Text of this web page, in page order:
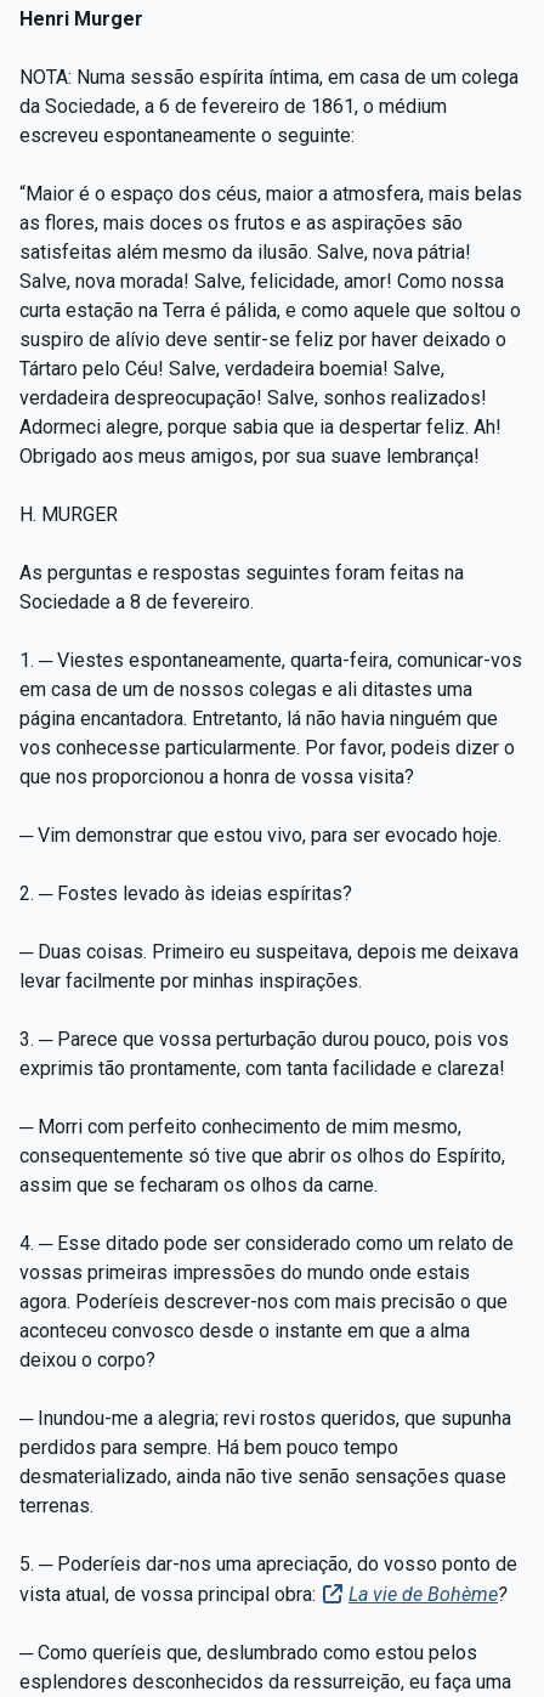
Henri Murger
NOTA: Numa sessão espírita íntima, em casa de um colega
da Sociedade, a 6 de fevereiro de 1861, o médium
escreveu espontaneamente o seguinte:
“Maior é o espaço dos céus, maior a atmosfera, mais belas
as flores, mais doces os frutos e as aspirações são
satisfeitas além mesmo da ilusão. Salve, nova pátria!
Salve, nova morada! Salve, felicidade, amor! Como nossa
curta estação na Terra é pálida, e como aquele que soltou o
suspiro de alívio deve sentir-se feliz por haver deixado o
Tártaro pelo Céu! Salve, verdadeira boemia! Salve,
verdadeira despreocupação! Salve, sonhos realizados!
Adormeci alegre, porque sabia que ia despertar feliz. Ah!
Obrigado aos meus amigos, por sua suave lembrança!
H. MURGER
As perguntas e respostas seguintes foram feitas na
Sociedade a 8 de fevereiro.
1. ─ Viestes espontaneamente, quarta-feira, comunicar-vos
em casa de um de nossos colegas e ali ditastes uma
página encantadora. Entretanto, lá não havia ninguém que
vos conhecesse particularmente. Por favor, podeis dizer o
que nos proporcionou a honra de vossa visita?
─ Vim demonstrar que estou vivo, para ser evocado hoje.
2. ─ Fostes levado às ideias espíritas?
─ Duas coisas. Primeiro eu suspeitava, depois me deixava
levar facilmente por minhas inspirações.
3. ─ Parece que vossa perturbação durou pouco, pois vos
exprimis tão prontamente, com tanta facilidade e clareza!
─ Morri com perfeito conhecimento de mim mesmo,
consequentemente só tive que abrir os olhos do Espírito,
assim que se fecharam os olhos da carne.
4. ─ Esse ditado pode ser considerado como um relato de
vossas primeiras impressões do mundo onde estais
agora. Poderíeis descrever-nos com mais precisão o que
aconteceu convosco desde o instante em que a alma
deixou o corpo?
─ Inundou-me a alegria; revi rostos queridos, que supunha
perdidos para sempre. Há bem pouco tempo
desmaterializado, ainda não tive senão sensações quase
terrenas.
5. ─ Poderíeis dar-nos uma apreciação, do vosso ponto de
vista atual, de vossa principal obra:
La vie de Bohème?
─ Como queríeis que, deslumbrado como estou pelos
esplendores desconhecidos da ressurreição, eu faça uma